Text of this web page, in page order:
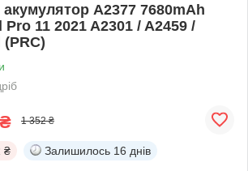
A2377 7680mAh
11 2021 A2301 / A2459 /
₴ 1 352 ₴
₴ Залишилось 16 днів